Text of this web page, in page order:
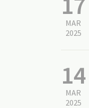
MAR
2025
14
MAR
2025